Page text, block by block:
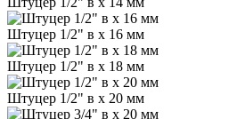
Штуцер 1/2" в х 16 мм
Штуцер 1/2" в х 18 мм
Штуцер 1/2" в х 20 мм